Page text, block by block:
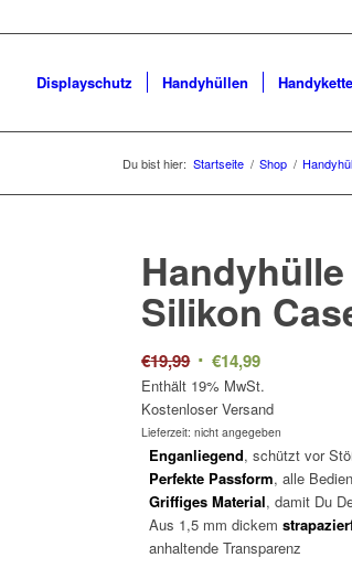
Displayschutz Handyhüllen
Du bist hier: Startseite / Shop /
Silikon
€19,99 Ursprünglicher
Preis
war:
€19,99
€14,99Aktueller
Preis
ist:
€14,99.
Enthält 19% MwSt.
Kostenloser Versand
Lieferzeit: nicht angegeben
Enganliegend, schützt vor
Perfekte Passform, alle
Griffiges Material, damit Du
Aus 1,5 mm dickem
anhaltende Transparenz